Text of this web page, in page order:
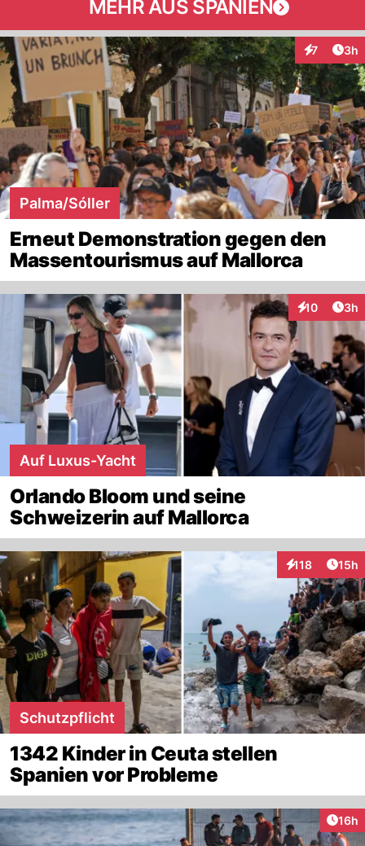
MEHR AUS SPANIEN
7 3h
Palma/Sóller
Erneut Demonstration gegen den
Massentourismus auf Mallorca
10
Interaktionen
3h
Auf Luxus-Yacht
Orlando Bloom und seine
Schweizerin auf Mallorca
118
Interaktionen
15h
Schutzpflicht
1342 Kinder in Ceuta stellen
Spanien vor Probleme
16h